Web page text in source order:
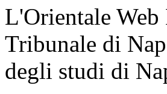
L'Orientale Web
Tribunale di
degli studi di